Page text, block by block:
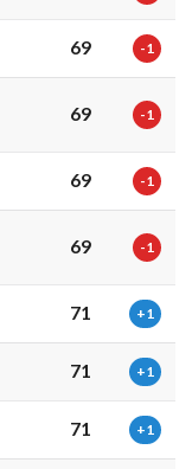
69 -1
69 -1
69 -1
69 -1
71 +1
71 +1
71 +1